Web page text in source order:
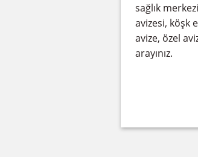
sağlık
avizesi, köşk
avize, özel
arayınız.